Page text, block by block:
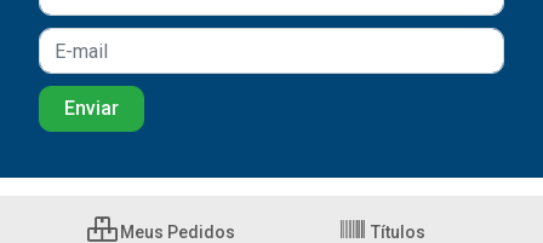
Meus Pedidos Títulos